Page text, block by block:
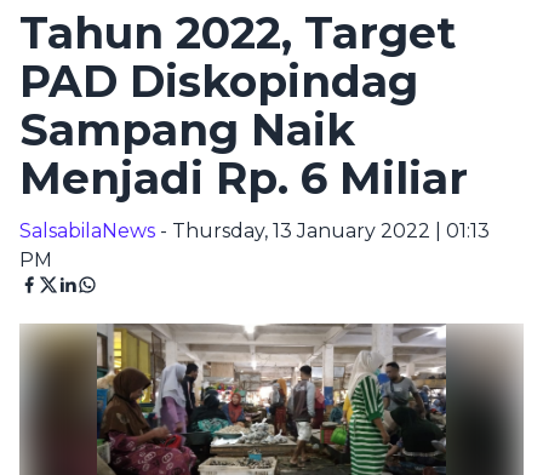
Tahun 2022, Target
PAD Diskopindag
Sampang Naik
Menjadi Rp. 6 Miliar
SalsabilaNews - Thursday, 13 January 2022 | 01:13
PM